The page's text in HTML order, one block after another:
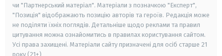
чи "Партнерський матеріал". Матеріали з позначкою "Експерт",
"Позиція" відображають позицію авторів та героїв. Редакція може
не поділяти їхніх поглядів. Детальніше щодо реклами та правил
цитування можна ознайомитись в правилах користування сайтом.
Усі права захищені. Матеріали сайту призначені для осіб старше 21
року (21+)